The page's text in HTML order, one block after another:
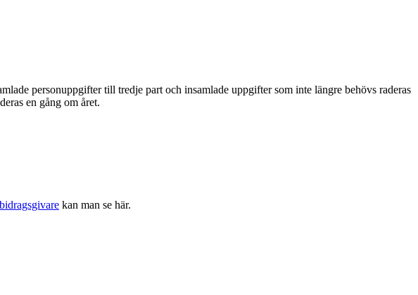
personuppgifter till tredje part och insamlade uppgifter som inte längre behövs raderas
en gång om året.
kan man se här.